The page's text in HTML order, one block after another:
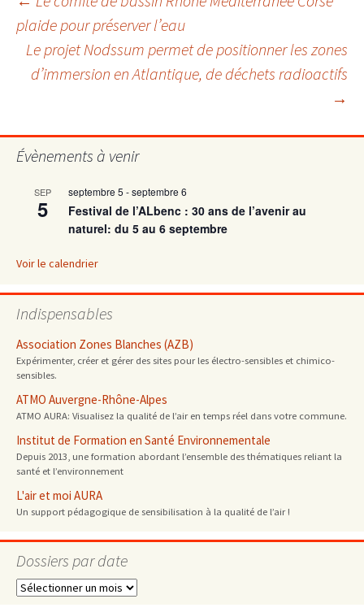
Navigation
des
plaide pour préserver l’eau
Le projet Nodssum permet de positionner les zones
d’immersion en Atlantique, de déchets radioactifs
→
Évènements à venir
SEP
5
septembre 5 -septembre 6
Festival de l’ALbenc : 30 ans de l’avenir au
naturel: du 5 au 6 septembre
Voir le calendrier
Indispensables
Association Zones Blanches (AZB)
Expérimenter, créer et gérer des sites pour les électro-sensibles et chimico-
sensibles.
ATMO Auvergne-Rhône-Alpes
ATMO AURA: Visualisez la qualité de l’air en temps réel dans votre commune.
Institut de Formation en Santé Environnementale
Depuis 2013, une formation abordant l’ensemble des thématiques reliant la
santé et l’environnement
L'air et moi AURA
Un support pédagogique de sensibilisation à la qualité de l’air !
Dossiers par date
Dossiers